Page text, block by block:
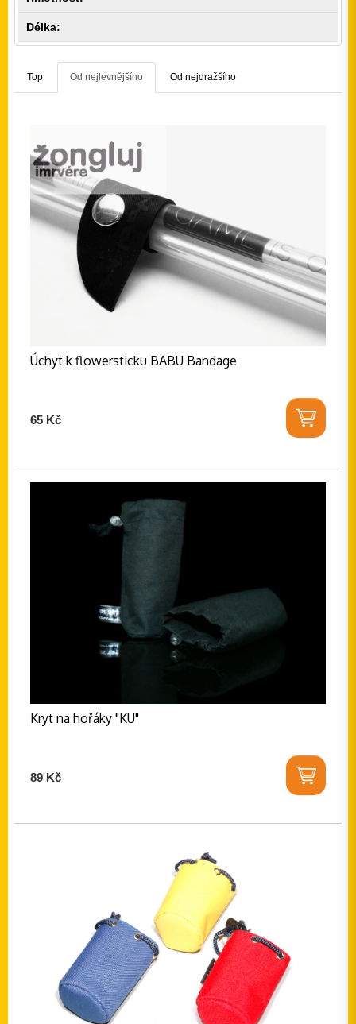
Délka:
Top Od nejlevnějšího Od nejdražšího
Úchyt k flowersticku BABU Bandage
65 Kč
Kryt na hořáky "KU"
89 Kč